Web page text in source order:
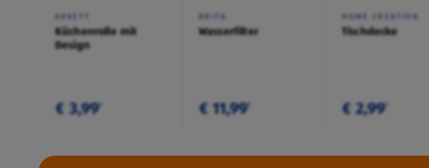
KOKETT
Küchenrolle mit
Design
€ 3,99¹
BRITA
Wasserfilter
€ 11,99¹
HOME CREATION
Tischdecke
€ 2,99¹